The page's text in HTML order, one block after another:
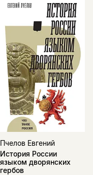
Пчелов Евгений
История России
языком дворянских
гербов